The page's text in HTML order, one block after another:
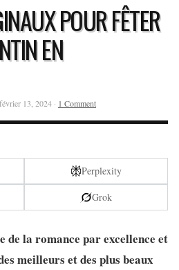
POUR FÊTER
EN
13, 2024 · 1 Comment
Perplexity
Grok
de la romance par excellence et
meilleurs et des plus beaux